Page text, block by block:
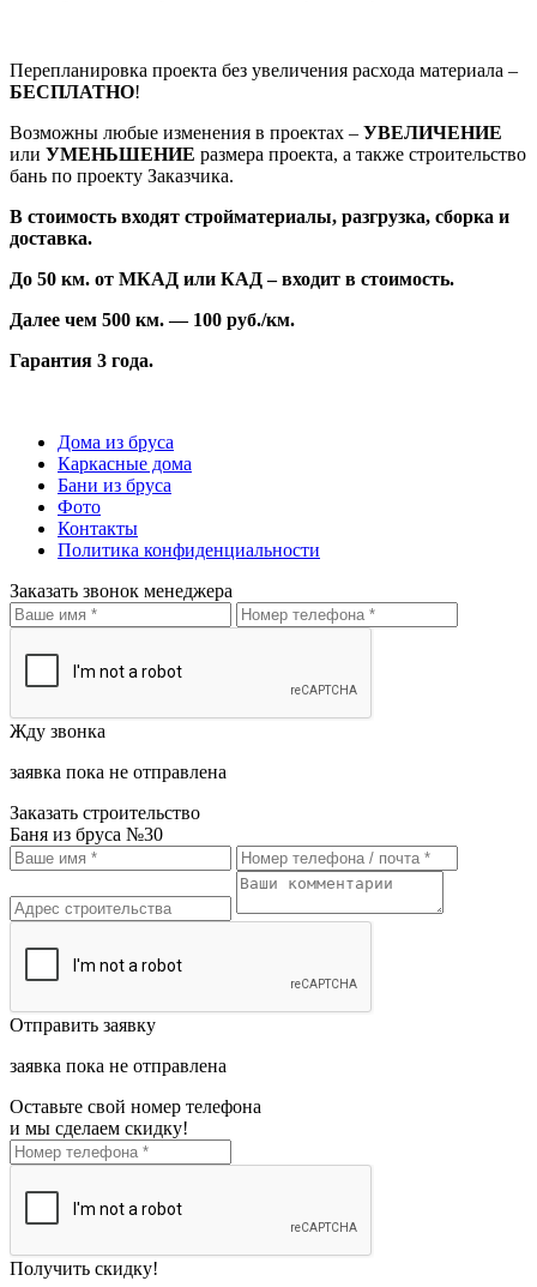
Перепланировка проекта без увеличения расхода материала –
БЕСПЛАТНО!
Возможны любые изменения в проектах – УВЕЛИЧЕНИЕ
или УМЕНЬШЕНИЕ размера проекта, а также строительство
бань по проекту Заказчика.
В стоимость входят стройматериалы, разгрузка, сборка и
доставка.
До 50 км. от МКАД или КАД – входит в стоимость.
Далее чем 500 км. — 100 руб./км.
Гарантия 3 года.
Дома из бруса
Каркасные дома
Бани из бруса
Фото
Контакты
Политика конфиденциальности
Заказать звонок менеджера
Жду звонка
заявка пока не отправлена
Заказать строительство
Баня из бруса №30
Отправить заявку
заявка пока не отправлена
Оставьте свой номер телефона
и мы сделаем скидку!
Получить скидку!